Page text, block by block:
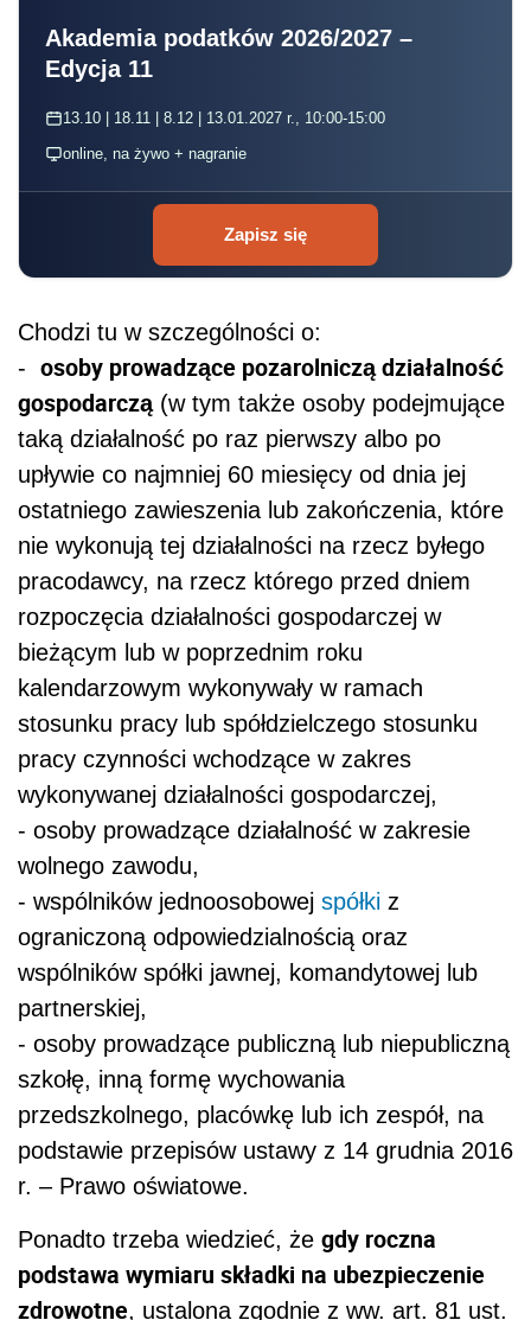
Akademia podatków 2026/2027 –
Edycja 11
13.10 | 18.11 | 8.12 | 13.01.2027 r., 10:00-15:00
online, na żywo + nagranie
Zapisz się
Chodzi tu w szczególności o:
- osoby prowadzące pozarolniczą działalność
gospodarczą(w tym także osoby podejmujące
taką działalność po raz pierwszy albo po
upływie co najmniej 60 miesięcy od dnia jej
ostatniego zawieszenia lub zakończenia, które
nie wykonują tej działalności na rzecz byłego
pracodawcy, na rzecz którego przed dniem
rozpoczęcia działalności gospodarczej w
bieżącym lub w poprzednim roku
kalendarzowym wykonywały w ramach
stosunku pracy lub spółdzielczego stosunku
pracy czynności wchodzące w zakres
wykonywanej działalności gospodarczej,
- osoby prowadzące działalność w zakresie
wolnego zawodu,
- wspólników jednoosobowej spółki z
ograniczoną odpowiedzialnością oraz
wspólników spółki jawnej, komandytowej lub
partnerskiej,
- osoby prowadzące publiczną lub niepubliczną
szkołę, inną formę wychowania
przedszkolnego, placówkę lub ich zespół, na
podstawie przepisów ustawy z 14 grudnia 2016
r. – Prawo oświatowe.
Ponadto trzeba wiedzieć, że gdy roczna
podstawa wymiaru składki na ubezpieczenie
zdrowotne, ustalona zgodnie z ww. art. 81 ust.